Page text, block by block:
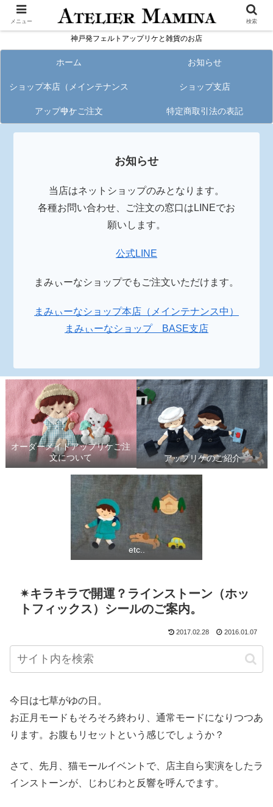
神戸発フェルトアップリケと雑貨のお店
ホーム お知らせ
ショップ本店（メインテナンス
中）
ショップ支店
アップリケご注文 特定商取引法の表記
お知らせ
当店はネットショップのみとなります。
各種お問い合わせ、ご注文の窓口はLINEでお
願いします。
公式LINE
まみぃーなショップでもご注文いただけます。
まみぃーなショップ本店（メインテナンス中）
まみぃーなショップ BASE支店
オーダーメイドアップリケご注
文について
アップリケのご紹介
etc..
✴︎キラキラで開運？ラインストーン（ホッ
トフィックス）シールのご案内。
2017.02.28 2016.01.07
今日は七草がゆの日。
お正月モードもそろそろ終わり、通常モードになりつつあ
ります。お腹もリセットという感じでしょうか？
さて、先月、猫モールイベントで、店主自ら実演をしたラ
インストーンが、じわじわと反響を呼んでます。
メニュー 検索